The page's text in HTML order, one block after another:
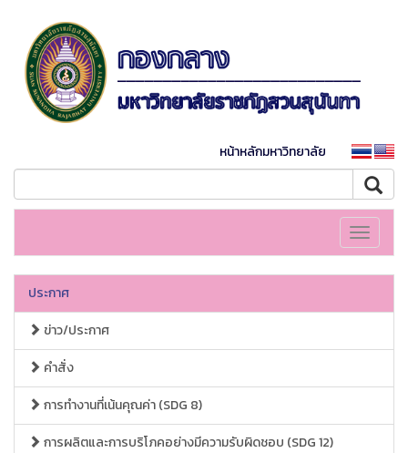
หน้าหลักมหาวิทยาลัย
Toggle
ประกาศ
ข่าว/ประกาศ
คำสั่ง
การทำงานที่เน้นคุณค่า (SDG 8)
การผลิตและการบริโภคอย่างมีความรับผิดชอบ (SDG 12)